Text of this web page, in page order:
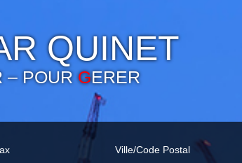
QUINET
– POURGERER
Ville/Code Postal